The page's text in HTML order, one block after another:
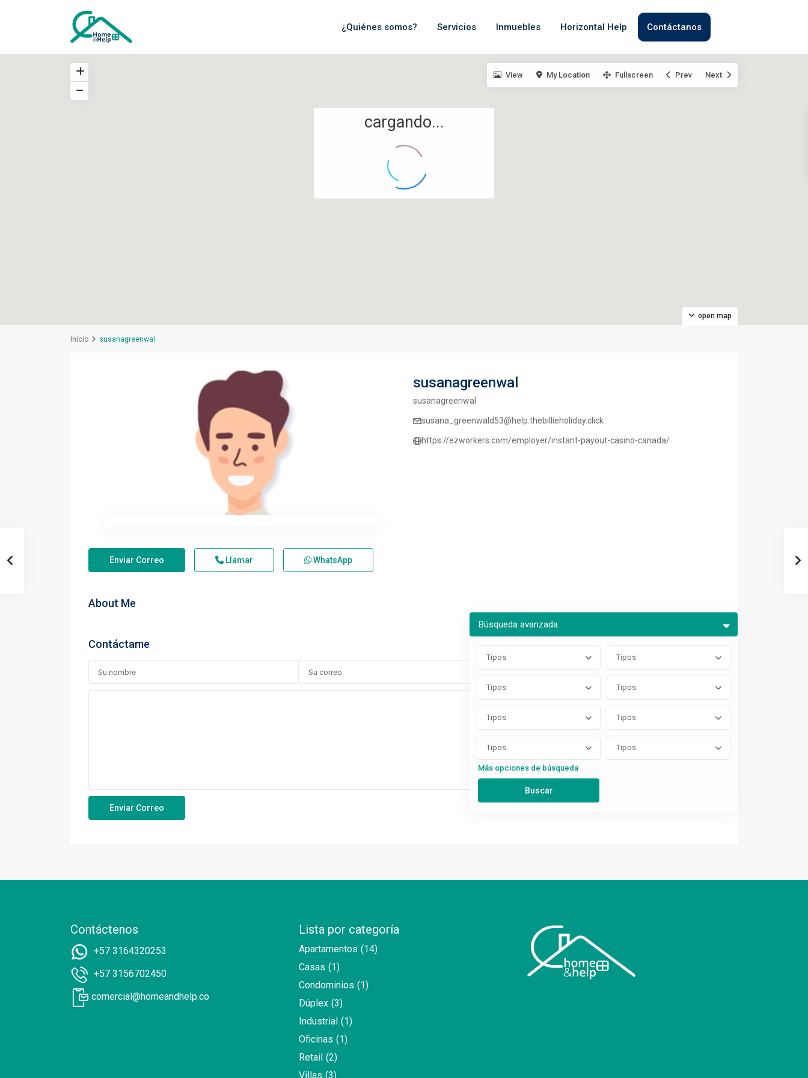
¿Quiénes somos? Servicios Inmuebles Horizontal Help Contáctanos
cargando...
open map
View My Location Fullscreen Prev Next
Búsqueda avanzada
Tipos Tipos
Tipos Tipos
Tipos Tipos
Tipos Tipos
Más opciones de búsqueda
Inicio susanagreenwal
susanagreenwal
susanagreenwal
susana_greenwald53@help.thebillieholiday.click
https://ezworkers.com/employer/instant-payout-casino-canada/
Enviar Correo Llamar WhatsApp
About Me
Contáctame
Contáctenos
+57 3164320253
+57 3156702450
comercial@homeandhelp.co
Lista por categoría
Apartamentos (14)
Casas (1)
Condominios (1)
Dúplex (3)
Industrial (1)
Oficinas (1)
Retail (2)
Villas (3)